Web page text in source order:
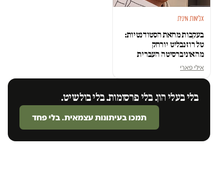
אלימות מינית
בעקבות מחאת הסטודנטיות:
טל רוזנבליט יורחק
מהאוניברסיטה העברית
אילי פארי
בלי בעלי הון. בלי פרסומות. בלי בולשיט.
תמכו בעיתונות עצמאית. בלי פחד